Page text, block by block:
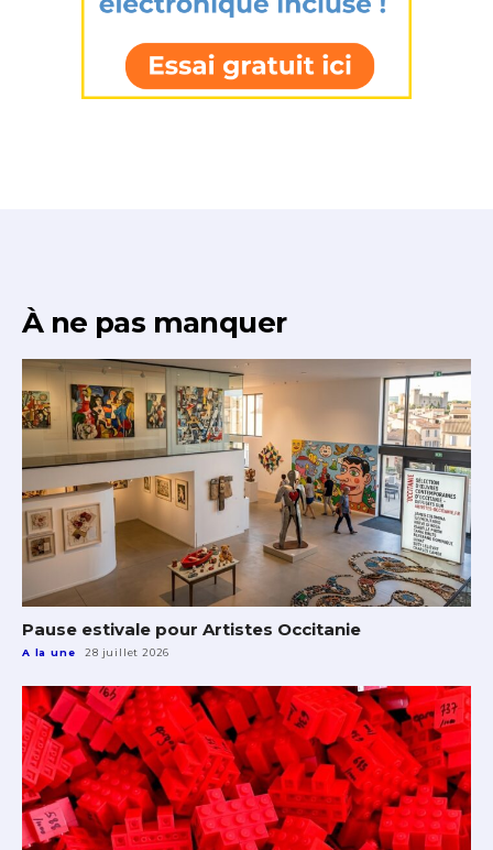
À ne pas manquer
Pause estivale pour Artistes Occitanie
A la une 28 juillet 2026